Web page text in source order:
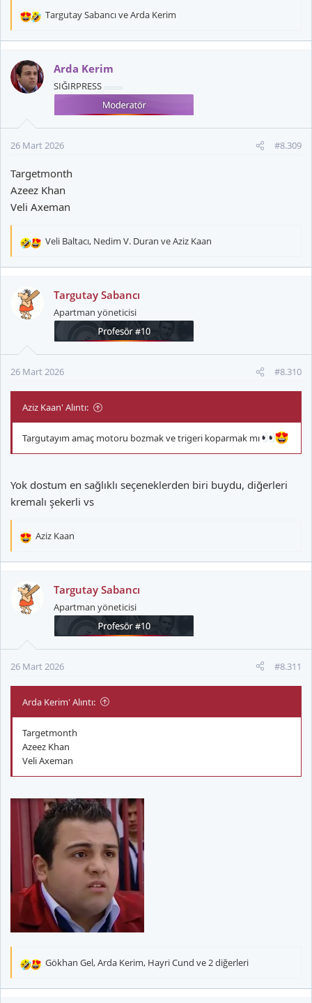
T
k
i
l
Targutay SabancıveArda Kerim
Arda Kerim
SIĞIRPRESS
26 Mart 2026 #8.309
Targetmonth
Azeez Khan
Veli Axeman
T
k
i
l
Veli Baltacı, Nedim V. Duran veAziz Kaan
Targutay Sabancı
Apartman yöneticisi
26 Mart 2026 #8.310
Aziz Kaan' Alıntı:
Targutayım amaç motoru bozmak ve trigeri koparmak mı
Yok dostum en sağlıklı seçeneklerden biri buydu, diğerleri
kremalı şekerli vs
T
k
i
l
Aziz Kaan
Targutay Sabancı
Apartman yöneticisi
26 Mart 2026 #8.311
Arda Kerim' Alıntı:
Targetmonth
Azeez Khan
Veli Axeman
T
Gökhan Gel,Arda Kerim, Hayri Cund ve 2 diğerleri